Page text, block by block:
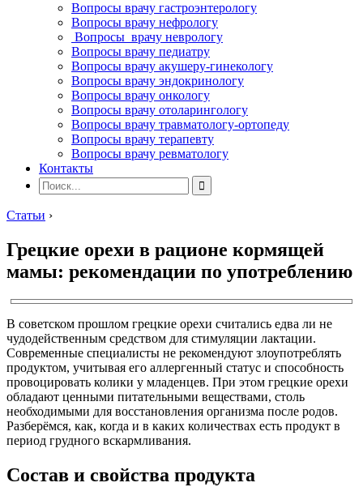
Вопросы врачу гастроэнтерологу
Вопросы врачу нефрологу
Вопросы врачу неврологу
Вопросы врачу педиатру
Вопросы врачу акушеру-гинекологу
Вопросы врачу эндокринологу
Вопросы врачу онкологу
Вопросы врачу отоларингологу
Вопросы врачу травматологу-ортопеду
Вопросы врачу терапевту
Вопросы врачу ревматологу
Контакты
Статьи ›
Грецкие орехи в рационе кормящей
мамы: рекомендации по употреблению
В советском прошлом грецкие орехи считались едва ли не
чудодейственным средством для стимуляции лактации.
Современные специалисты не рекомендуют злоупотреблять
продуктом, учитывая его аллергенный статус и способность
провоцировать колики у младенцев. При этом грецкие орехи
обладают ценными питательными веществами, столь
необходимыми для восстановления организма после родов.
Разберёмся, как, когда и в каких количествах есть продукт в
период грудного вскармливания.
Состав и свойства продукта